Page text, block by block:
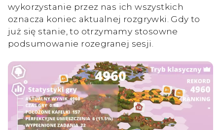
wykorzystanie przez nas ich wszystkich
oznacza koniec aktualnej rozgrywki. Gdy to
już się stanie, to otrzymamy stosowne
podsumowanie rozegranej sesji.